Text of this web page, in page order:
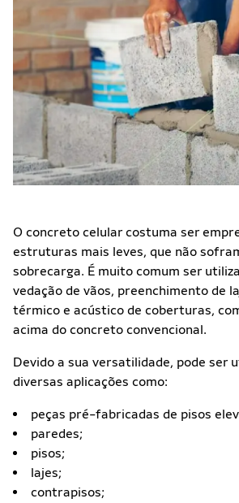
O concreto celular costuma ser
estruturas mais leves, que não
sobrecarga. É muito comum ser
vedação de vãos, preenchimento de
térmico e acústico de coberturas,
acima do concreto convencional.
Devido a sua versatilidade, pode ser
diversas aplicações como:
peças pré-fabricadas de pisos
paredes;
pisos;
lajes;
contrapisos;